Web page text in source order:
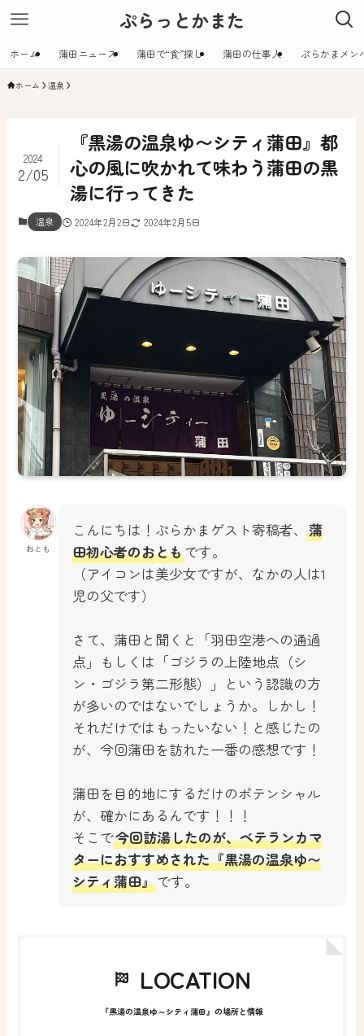
ぷらっとかまた
ホーム 蒲田ニュース 蒲田で“食”探し 蒲田の仕事人 ぷらかまメン
ホーム 温泉
『黒湯の温泉ゆ〜シティ蒲田』都
心の風に吹かれて味わう蒲田の黒
湯に行ってきた
2024
2/05
温泉 2024年2月2日 2024年2月5日
おとも
こんにちは！ぷらかまゲスト寄稿者、蒲
田初心者のおともです。
（アイコンは美少女ですが、なかの人は1
児の父です）
さて、蒲田と聞くと「羽田空港への通過
点」もしくは「ゴジラの上陸地点（シ
ン・ゴジラ第二形態）」という認識の方
が多いのではないでしょうか。しかし！
それだけではもったいない！と感じたの
が、今回蒲田を訪れた一番の感想です！
蒲田を目的地にするだけのポテンシャル
が、確かにあるんです！！！
そこで今回訪湯したのが、ベテランカマ
ターにおすすめされた『黒湯の温泉ゆ〜
シティ蒲田』です。
LOCATION
『黒湯の温泉ゆ～シティ蒲田』の場所と情報